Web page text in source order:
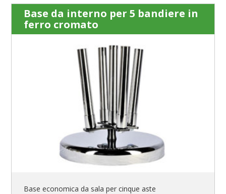
Base da interno per 5 bandiere in
ferro cromato
Base economica da sala per cinque aste